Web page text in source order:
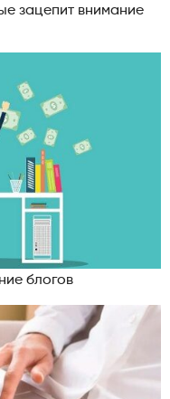
зацепит внимание
блогов